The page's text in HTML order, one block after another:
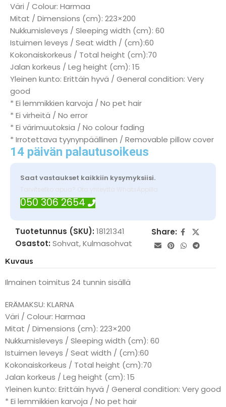
Väri / Colour: Harmaa
Mitat / Dimensions (cm): 223×200
Nukkumisleveys / Sleeping width (cm): 60
Istuimen leveys / Seat width / (cm):60
Kokonaiskorkeus / Total height (cm):70
Jalan korkeus / Leg height (cm): 15
Yleinen kunto: Erittäin hyvä / General condition: Very
good
* Ei lemmikkien karvoja / No pet hair
* Ei virheitä / No error
* Ei värimuutoksia / No colour fading
* Irrotettava tyynynpäällinen / Removable pillow cover
14 päivän palautusoikeus
Saat vastaukset kaikkiin kysymyksiisi.
Tarvitsetko apua? Ota yhteyttä WhatsAppilla
050 306 2654
Tuotetunnus (SKU): 18121341
Osastot: Sohvat,Kulmasohvat
Share:
Kuvaus
Ilmainen toimitus 24 tunnin sisällä
ERÄMAKSU: KLARNA
Väri / Colour: Harmaa
Mitat / Dimensions (cm): 223×200
Nukkumisleveys / Sleeping width (cm): 60
Istuimen leveys / Seat width / (cm):60
Kokonaiskorkeus / Total height (cm):70
Jalan korkeus / Leg height (cm): 15
Yleinen kunto: Erittäin hyvä / General condition: Very good
* Ei lemmikkien karvoja / No pet hair